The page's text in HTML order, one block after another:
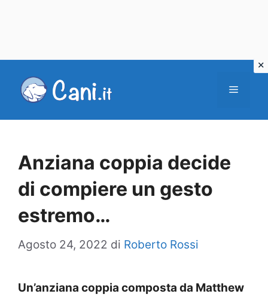
Menu
Anziana coppia decide
di compiere un gesto
estremo…
Agosto 24, 2022 di Roberto Rossi
Un’anziana coppia composta da Matthew